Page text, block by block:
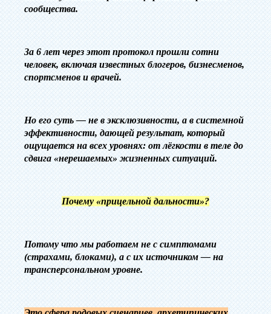
сообщества.
За 6 лет через этот протокол прошли сотни
человек, включая известных блогеров, бизнесменов,
спортсменов и врачей.
Но его суть — не в эксклюзивности, а в системной
эффективности, дающей результат, который
ощущается на всех уровнях: от лёгкости в теле до
сдвига «нерешаемых» жизненных ситуаций.
‎Почему «прицельной дальности»?
‎Потому что мы работаем не с симптомами
(страхами, блоками), а с их источником — на
трансперсональном уровне.